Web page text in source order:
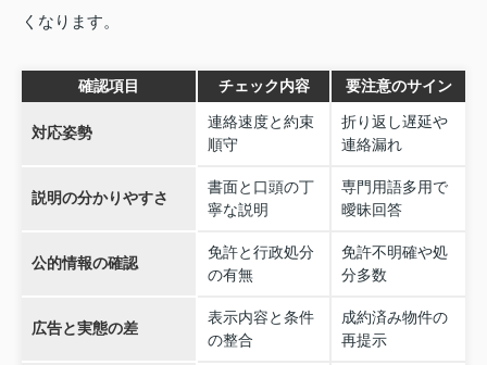
くなります。
確認項目 チェック内容 要注意のサイン
対応姿勢
連絡速度と約束
順守
折り返し遅延や
連絡漏れ
説明の分かりやすさ
書面と口頭の丁
寧な説明
専門用語多用で
曖昧回答
公的情報の確認
免許と行政処分
の有無
免許不明確や処
分多数
広告と実態の差
表示内容と条件
の整合
成約済み物件の
再提示